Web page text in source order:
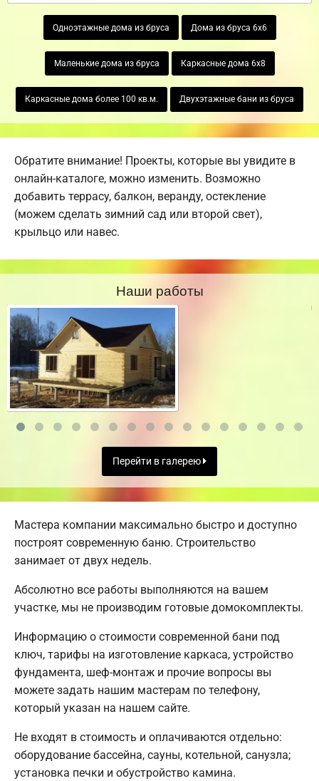
Одноэтажные дома из бруса Дома из бруса 6х6
Маленькие дома из бруса Каркасные дома 6х8
Каркасные дома более 100 кв.м. Двухэтажные бани из бруса
Обратите внимание! Проекты, которые вы увидите в
онлайн-каталоге, можно изменить. Возможно
добавить террасу, балкон, веранду, остекление
(можем сделать зимний сад или второй свет),
крыльцо или навес.
Наши работы
Перейти в галерею
Мастера компании максимально быстро и доступно
построят современную баню. Строительство
занимает от двух недель.
Абсолютно все работы выполняются на вашем
участке, мы не производим готовые домокомплекты.
Информацию о стоимости современной бани под
ключ, тарифы на изготовление каркаса, устройство
фундамента, шеф-монтаж и прочие вопросы вы
можете задать нашим мастерам по телефону,
который указан на нашем сайте.
Не входят в стоимость и оплачиваются отдельно:
оборудование бассейна, сауны, котельной, санузла;
установка печки и обустройство камина.